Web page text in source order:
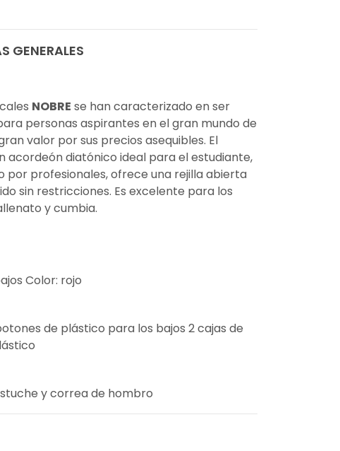
GENERALES
NOBRE se han caracterizado en ser
personas aspirantes en el gran mundo de
valor por sus precios asequibles. El
acordeón diatónico ideal para el estudiante,
por profesionales, ofrece una rejilla abierta
sin restricciones. Es excelente para los
y cumbia.
Color: rojo
de plástico para los bajos 2 cajas de
y correa de hombro